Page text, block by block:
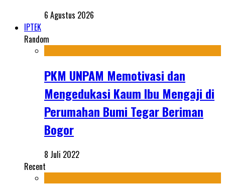
6 Agustus 2026
IPTEK
Random
PKM UNPAM Memotivasi dan
Mengedukasi Kaum Ibu Mengaji di
Perumahan Bumi Tegar Beriman
Bogor
8 Juli 2022
Recent